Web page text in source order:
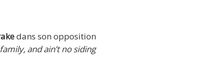
dans son opposition
and ain’t no siding